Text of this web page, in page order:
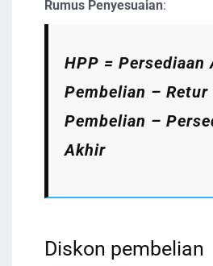
Rumus Penyesuaian:
HPP = Persediaan
Pembelian – Retur
Pembelian –
Akhir
Diskon pembelian